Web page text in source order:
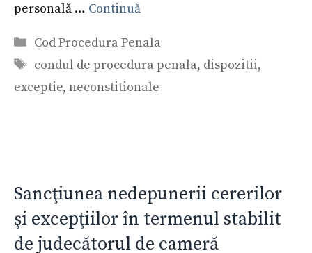
personală … Continuă
Categorii
Cod Procedura Penala
Etichete
condul de procedura penala, dispozitii,
exceptie, neconstitionale
Sancţiunea nedepunerii cererilor
şi excepţiilor în termenul stabilit
de judecătorul de cameră